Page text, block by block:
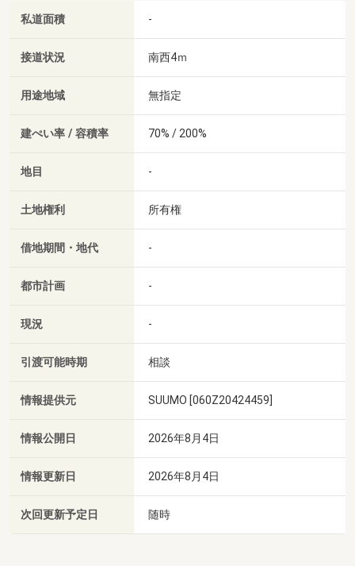
私道面積 -
接道状況 南西4ｍ
用途地域 無指定
建ぺい率 / 容積率 70% / 200%
地目 -
土地権利 所有権
借地期間・地代 -
都市計画 -
現況 -
引渡可能時期 相談
情報提供元 SUUMO [060Z20424459]
情報公開日 2026年8月4日
情報更新日 2026年8月4日
次回更新予定日 随時